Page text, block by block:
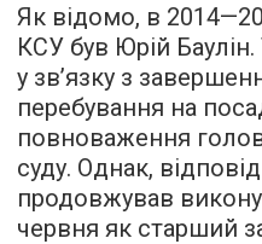
Як відомо, в
КСУ був Юрій Баулін.
у зв’язку з
перебування на
повноваження
суду. Однак,
продовжував
червня як старший